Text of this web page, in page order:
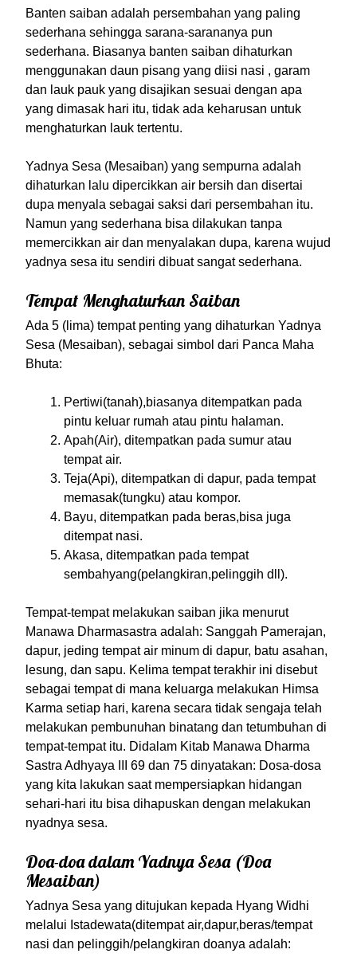
Banten saiban adalah persembahan yang paling
sederhana sehingga sarana-sarananya pun
sederhana. Biasanya banten saiban dihaturkan
menggunakan daun pisang yang diisi nasi , garam
dan lauk pauk yang disajikan sesuai dengan apa
yang dimasak hari itu, tidak ada keharusan untuk
menghaturkan lauk tertentu.
Yadnya Sesa (Mesaiban) yang sempurna adalah
dihaturkan lalu dipercikkan air bersih dan disertai
dupa menyala sebagai saksi dari persembahan itu.
Namun yang sederhana bisa dilakukan tanpa
memercikkan air dan menyalakan dupa, karena wujud
yadnya sesa itu sendiri dibuat sangat sederhana.
Tempat Menghaturkan Saiban
Ada 5 (lima) tempat penting yang dihaturkan Yadnya
Sesa (Mesaiban), sebagai simbol dari Panca Maha
Bhuta:
Pertiwi(tanah),biasanya ditempatkan pada
pintu keluar rumah atau pintu halaman.
Apah(Air), ditempatkan pada sumur atau
tempat air.
Teja(Api), ditempatkan di dapur, pada tempat
memasak(tungku) atau kompor.
Bayu, ditempatkan pada beras,bisa juga
ditempat nasi.
Akasa, ditempatkan pada tempat
sembahyang(pelangkiran,pelinggih dll).
Tempat-tempat melakukan saiban jika menurut
Manawa Dharmasastra adalah: Sanggah Pamerajan,
dapur, jeding tempat air minum di dapur, batu asahan,
lesung, dan sapu. Kelima tempat terakhir ini disebut
sebagai tempat di mana keluarga melakukan Himsa
Karma setiap hari, karena secara tidak sengaja telah
melakukan pembunuhan binatang dan tetumbuhan di
tempat-tempat itu. Didalam Kitab Manawa Dharma
Sastra Adhyaya III 69 dan 75 dinyatakan: Dosa-dosa
yang kita lakukan saat mempersiapkan hidangan
sehari-hari itu bisa dihapuskan dengan melakukan
nyadnya sesa.
Doa-doa dalam Yadnya Sesa (Doa
Mesaiban)
Yadnya Sesa yang ditujukan kepada Hyang Widhi
melalui Istadewata(ditempat air,dapur,beras/tempat
nasi dan pelinggih/pelangkiran doanya adalah: